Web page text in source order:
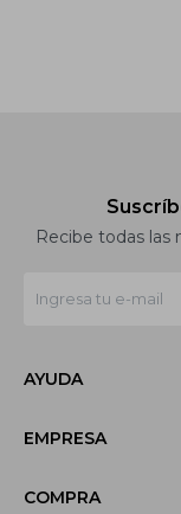
Recibe todas las
AYUDA
EMPRESA
COMPRA